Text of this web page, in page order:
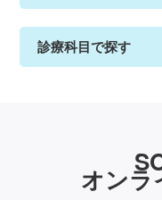
診療科目で探す
オンラ